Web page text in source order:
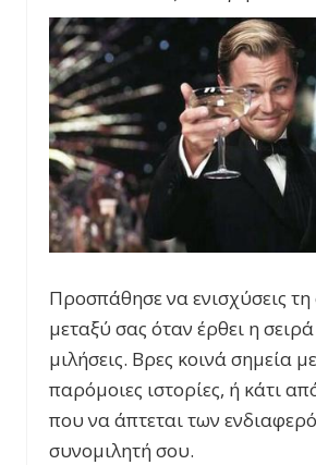
Προσπάθησε να ενισχύσεις
μεταξύ σας όταν έρθει η
μιλήσεις. Βρες κοινά σημεία
παρόμοιες ιστορίες, ή κάτι
που να άπτεται των
συνομιλητή σου.